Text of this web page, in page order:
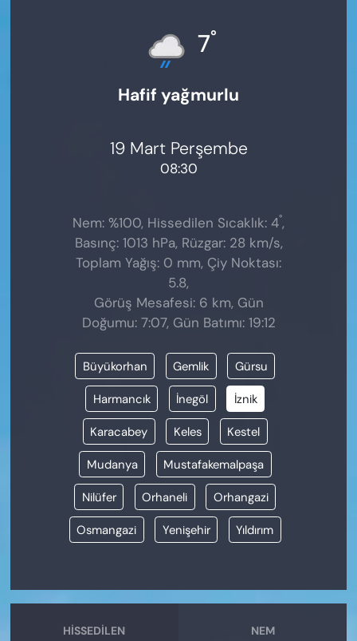
7°
Hafif yağmurlu
19 Mart Perşembe
08:30
Nem: %100, Hissedilen Sıcaklık: 4°,
Basınç: 1013 hPa, Rüzgar: 28 km/s,
Toplam Yağış: 0 mm, Çiy Noktası:
5.8,
Görüş Mesafesi: 6 km, Gün
Doğumu: 7:07, Gün Batımı: 19:12
Büyükorhan Gemlik Gürsu
Harmancık İnegöl İznik
Karacabey Keles Kestel
Mudanya Mustafakemalpaşa
Nilüfer Orhaneli Orhangazi
Osmangazi Yenişehir Yıldırım
HISSEDILEN NEM